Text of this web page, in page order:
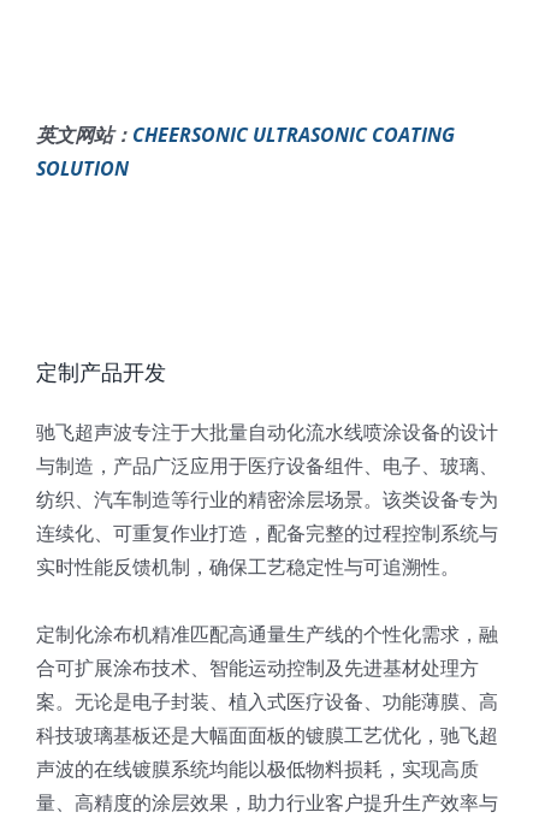
英文网站： CHEERSONIC ULTRASONIC COATING
SOLUTION
定制产品开发
驰飞超声波专注于大批量自动化流水线喷涂设备的设计
与制造，产品广泛应用于医疗设备组件、电子、玻璃、
纺织、汽车制造等行业的精密涂层场景。该类设备专为
连续化、可重复作业打造，配备完整的过程控制系统与
实时性能反馈机制，确保工艺稳定性与可追溯性。
定制化涂布机精准匹配高通量生产线的个性化需求，融
合可扩展涂布技术、智能运动控制及先进基材处理方
案。无论是电子封装、植入式医疗设备、功能薄膜、高
科技玻璃基板还是大幅面面板的镀膜工艺优化，驰飞超
声波的在线镀膜系统均能以极低物料损耗，实现高质
量、高精度的涂层效果，助力行业客户提升生产效率与